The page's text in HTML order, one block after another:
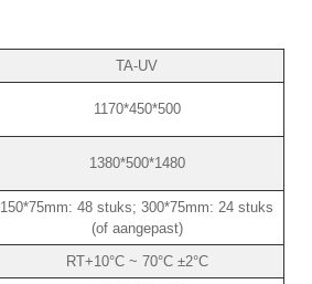
TA-UV
1170*450*500
1380*500*1480
150*75mm: 48 stuks; 300*75mm: 24 stuks
(of aangepast)
RT+10°C ~ 70°C ±2°C